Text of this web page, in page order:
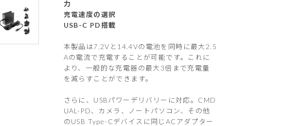
力
充電速度の選択
USB-C PD搭載
本製品は7.2Vと14.4Vの電池を同時に最大2.5
Aの電流で充電することが可能です。これに
より、一般的な充電器の最大3倍まで充電量
を減らすことができます。
さらに、USBパワーデリバリーに対応。CMD
UAL-PD、カメラ、ノートパソコン、その他
のUSB Type-Cデバイスに同じACアダプター